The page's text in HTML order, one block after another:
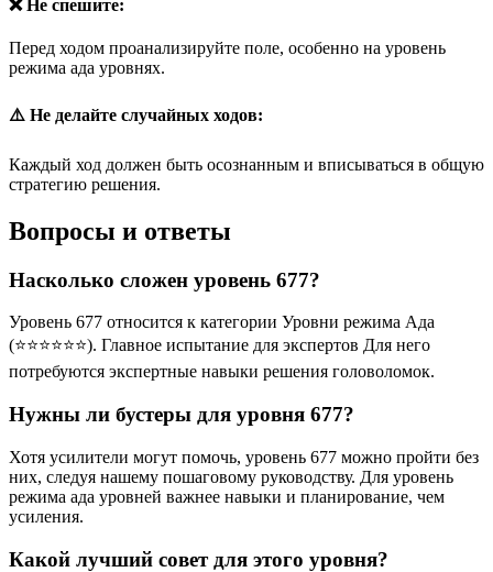
❌ Не спешите:
Перед ходом проанализируйте поле, особенно на уровень
режима ада уровнях.
⚠️ Не делайте случайных ходов:
Каждый ход должен быть осознанным и вписываться в общую
стратегию решения.
Вопросы и ответы
Насколько сложен уровень 677?
Уровень 677 относится к категории Уровни режима Ада
(⭐⭐⭐⭐⭐⭐). Главное испытание для экспертов Для него
потребуются экспертные навыки решения головоломок.
Нужны ли бустеры для уровня 677?
Хотя усилители могут помочь, уровень 677 можно пройти без
них, следуя нашему пошаговому руководству. Для уровень
режима ада уровней важнее навыки и планирование, чем
усиления.
Какой лучший совет для этого уровня?